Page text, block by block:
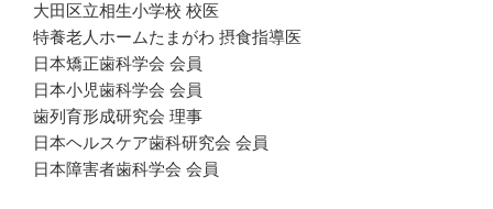
大田区立相生小学校 校医
特養老人ホームたまがわ 摂食指導医
日本矯正歯科学会 会員
日本小児歯科学会 会員
歯列育形成研究会 理事
日本ヘルスケア歯科研究会 会員
日本障害者歯科学会 会員